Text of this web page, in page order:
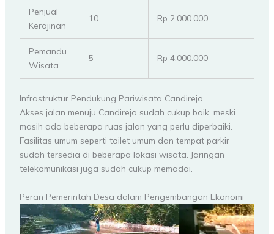
Penjual
Kerajinan
10 Rp 2.000.000
Pemandu
Wisata
5 Rp 4.000.000
Infrastruktur Pendukung Pariwisata Candirejo
Akses jalan menuju Candirejo sudah cukup baik, meski
masih ada beberapa ruas jalan yang perlu diperbaiki.
Fasilitas umum seperti toilet umum dan tempat parkir
sudah tersedia di beberapa lokasi wisata. Jaringan
telekomunikasi juga sudah cukup memadai.
Peran Pemerintah Desa dalam Pengembangan Ekonomi